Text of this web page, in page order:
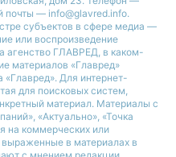
почты — info@glavred.info.
cубъектов в сфере медиа —
или воспроизведение
агенство ГЛАВРЕД, в каком-
материалов «Главред»
Для интернет-
для поисковых систем,
материал. Материалы с
«Актуально», «Точка
на коммерческих или
выраженные в материалах в